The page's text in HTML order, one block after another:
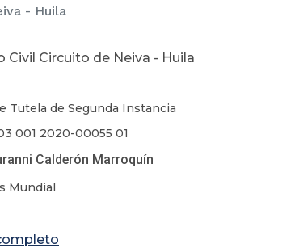
- Huila
Civil Circuito de Neiva - Huila
Tutela de Segunda Instancia
001 2020-00055 01
Calderón Marroquín
Mundial